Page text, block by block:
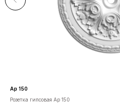
Ар 150
Розетка гипсовая Ар 150